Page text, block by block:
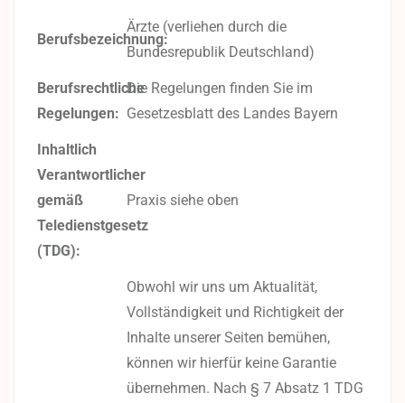
Berufsbezeichnung:
Ärzte (verliehen durch die
Bundesrepublik Deutschland)
Berufsrechtliche
Regelungen:
Die Regelungen finden Sie im
Gesetzesblatt des Landes Bayern
Inhaltlich
Verantwortlicher
gemäß
Teledienstgesetz
(TDG):
Praxis siehe oben
Obwohl wir uns um Aktualität,
Vollständigkeit und Richtigkeit der
Inhalte unserer Seiten bemühen,
können wir hierfür keine Garantie
übernehmen. Nach § 7 Absatz 1 TDG